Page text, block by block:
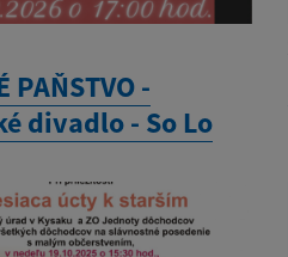
PAŇSTVO -
divadlo - So Lo